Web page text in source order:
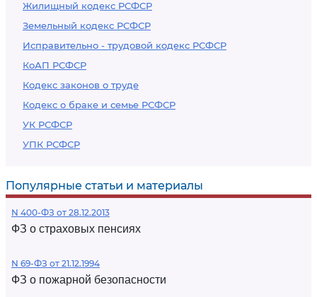
Жилищный кодекс РСФСР
Земельный кодекс РСФСР
Исправительно - трудовой кодекс РСФСР
КоАП РСФСР
Кодекс законов о труде
Кодекс о браке и семье РСФСР
УК РСФСР
УПК РСФСР
Популярные статьи и материалы
N 400-ФЗ от 28.12.2013
ФЗ о страховых пенсиях
N 69-ФЗ от 21.12.1994
ФЗ о пожарной безопасности